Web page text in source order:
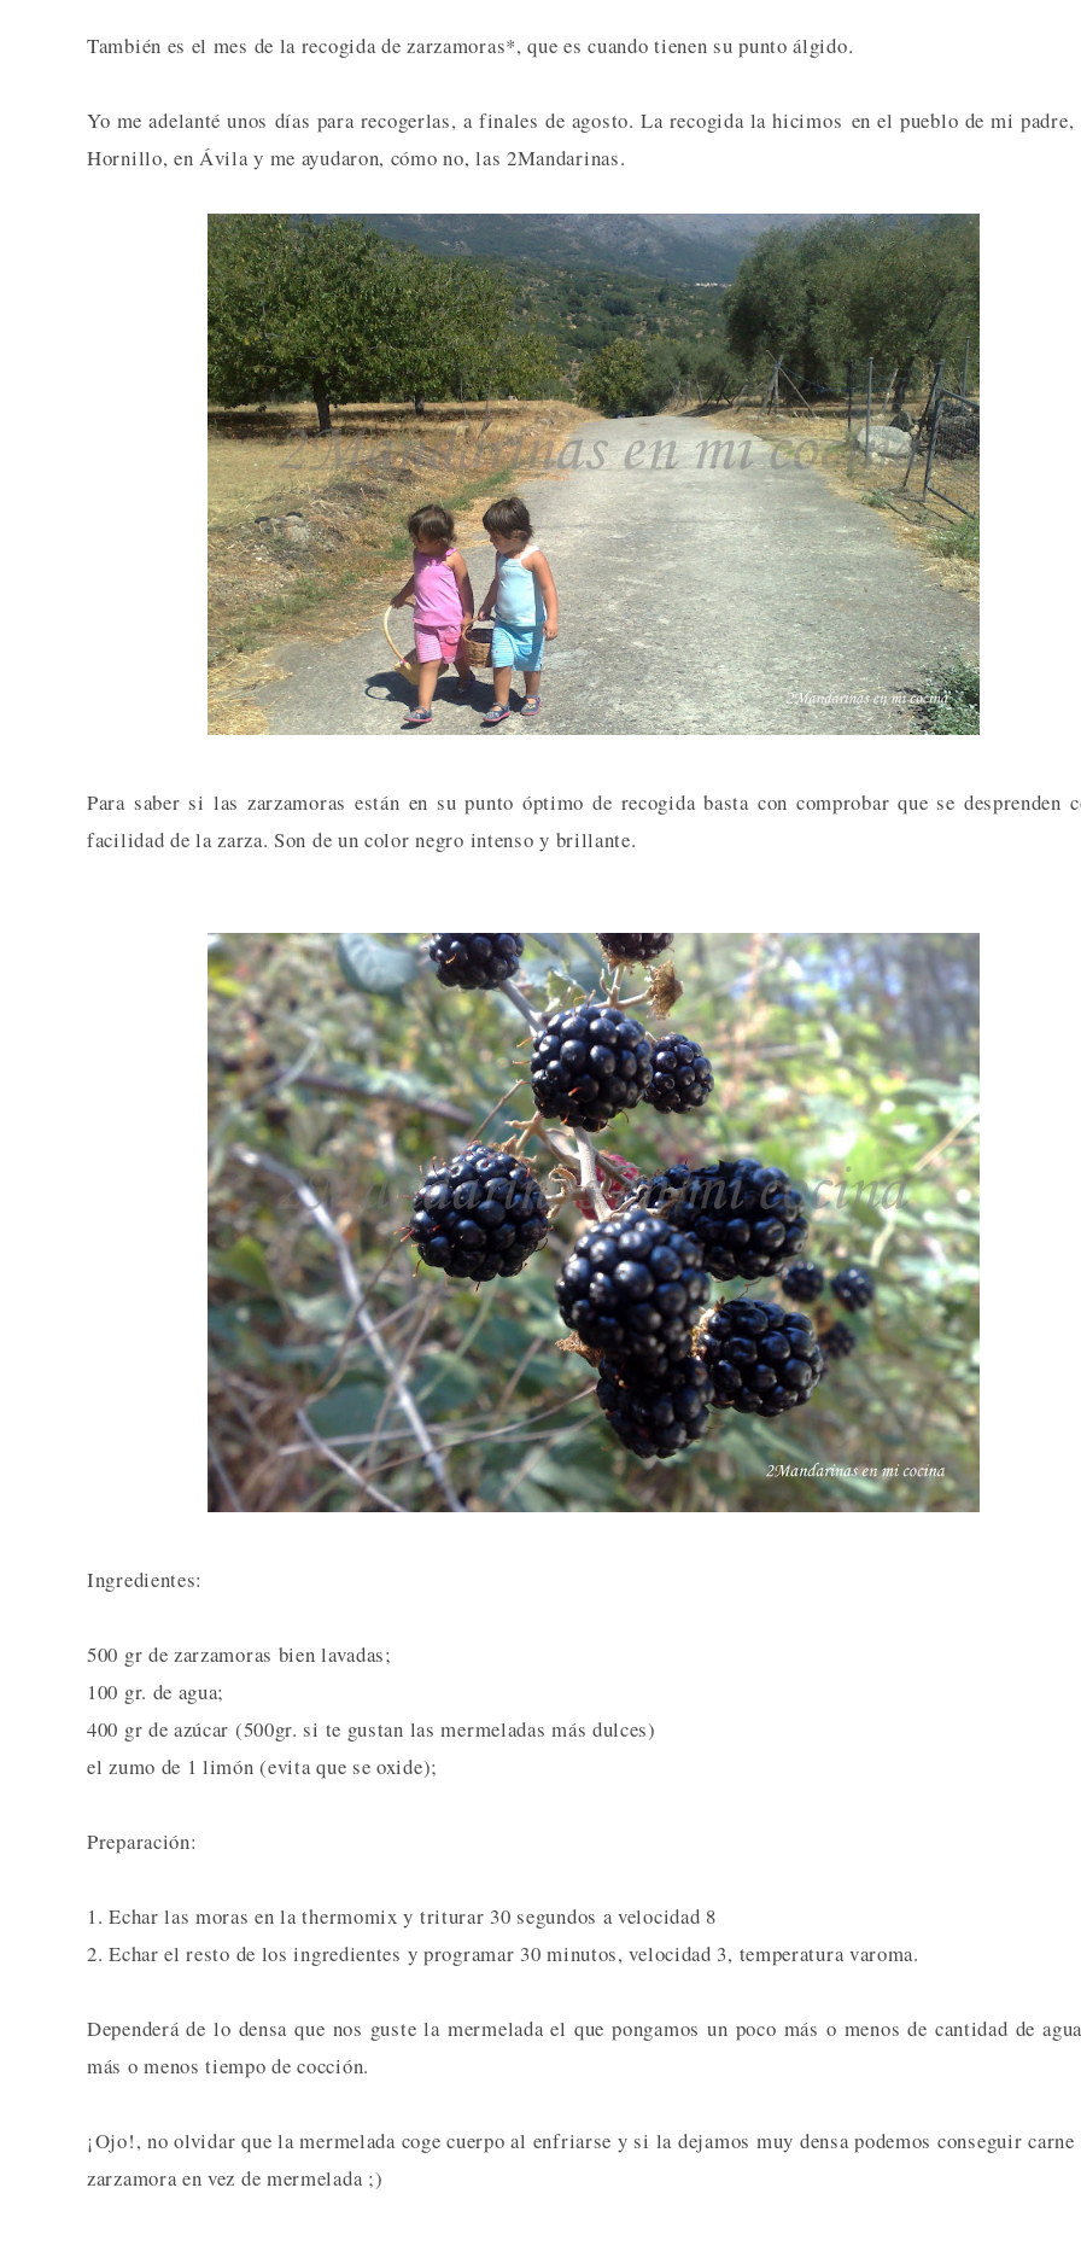
También es el mes de la recogida de zarzamoras*, que es cuando tienen su punto álgido.
Yo me adelanté unos días para recogerlas, a finales de agosto. La recogida la hicimos en el pueblo de mi
Hornillo, en Ávila y me ayudaron, cómo no, las 2Mandarinas.
Para saber si las zarzamoras están en su punto óptimo de recogida basta con comprobar que se desprenden
facilidad de la zarza. Son de un color negro intenso y brillante.
Ingredientes:
500 gr de zarzamoras bien lavadas;
100 gr. de agua;
400 gr de azúcar (500gr. si te gustan las mermeladas más dulces)
el zumo de 1 limón (evita que se oxide);
Preparación:
1. Echar las moras en la thermomix y triturar 30 segundos a velocidad 8
2. Echar el resto de los ingredientes y programar 30 minutos, velocidad 3, temperatura varoma.
Dependerá de lo densa que nos guste la mermelada el que pongamos un poco más o menos de cantidad de
más o menos tiempo de cocción.
¡Ojo!, no olvidar que la mermelada coge cuerpo al enfriarse y si la dejamos muy densa podemos conseguir carne
zarzamora en vez de mermelada ;)